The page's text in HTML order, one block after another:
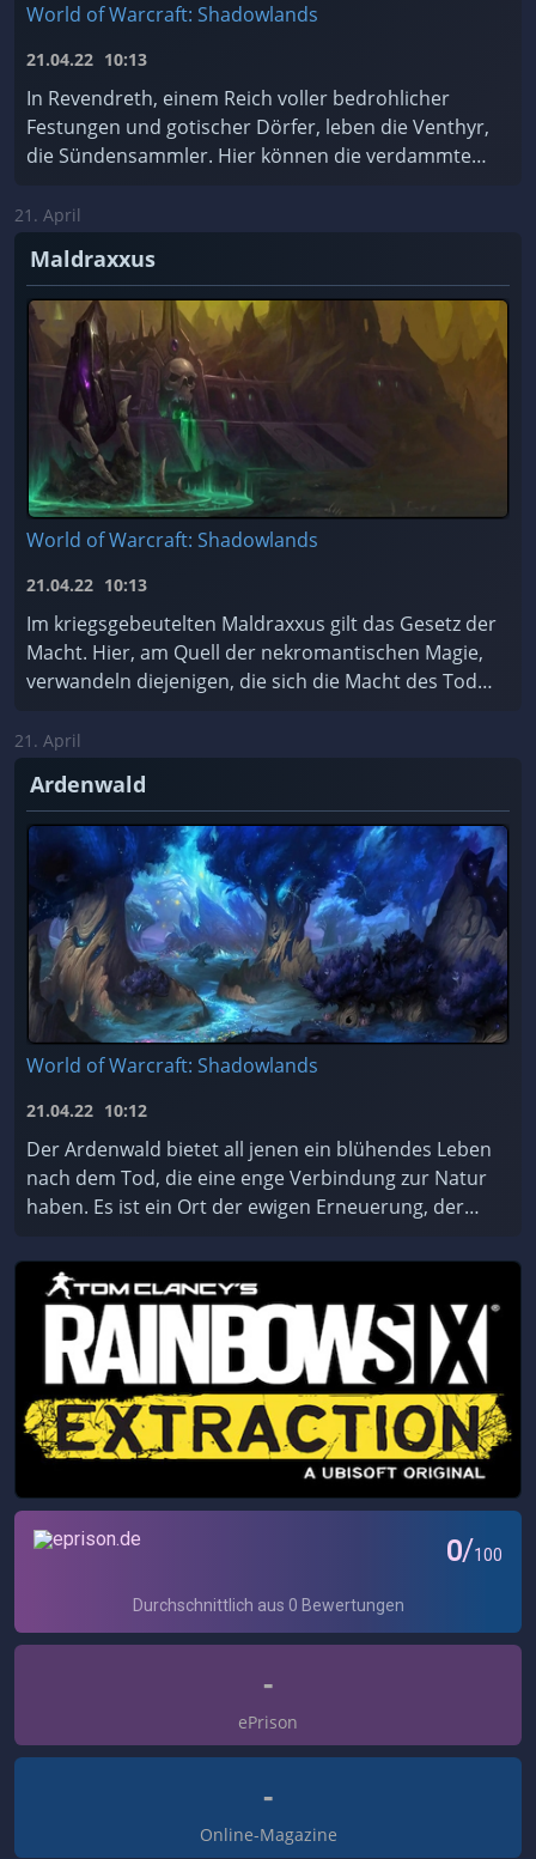
World of Warcraft: Shadowlands
21.04.22 10:13
In Revendreth, einem Reich voller bedrohlicher
Festungen und gotischer Dörfer, leben die Venthyr,
die Sündensammler. Hier können die verdammten
...
21. April
Maldraxxus
World of Warcraft: Shadowlands
21.04.22 10:13
Im kriegsgebeutelten Maldraxxus gilt das Gesetz der
Macht. Hier, am Quell der nekromantischen Magie,
verwandeln diejenigen, die sich die Macht des Todes
21. April
Ardenwald
World of Warcraft: Shadowlands
21.04.22 10:12
Der Ardenwald bietet all jenen ein blühendes Leben
nach dem Tod, die eine enge Verbindung zur Natur
haben. Es ist ein Ort der ewigen Erneuerung, der
...
-
ePrison
-
Online-Magazine